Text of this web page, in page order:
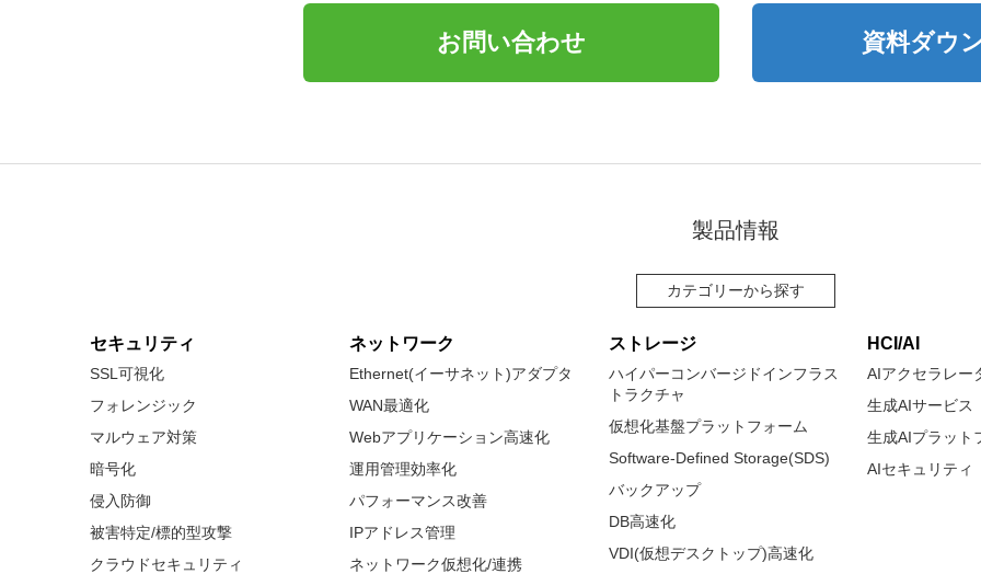
お問い合わせ 資料ダウ
製品情報
カテゴリーから探す
セキュリティ
SSL可視化
フォレンジック
マルウェア対策
暗号化
侵入防御
被害特定/標的型攻撃
クラウドセキュリティ
ネットワーク
Ethernet(イーサネット)アダプタ
WAN最適化
Webアプリケーション高速化
運用管理効率化
パフォーマンス改善
IPアドレス管理
ネットワーク仮想化/連携
ストレージ
ハイパーコンバージドインフラス
トラクチャ
仮想化基盤プラットフォーム
Software-Defined Storage(SDS)
バックアップ
DB高速化
VDI(仮想デスクトップ)高速化
HCI/AI
AIアクセラレー
生成AIサービス
生成AIプラット
AIセキュリティ